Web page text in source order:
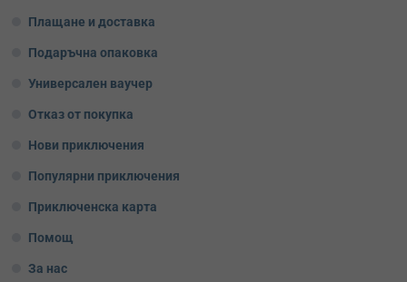
Плащане и доставка
Подаръчна опаковка
Универсален ваучер
Отказ от покупка
Нови приключения
Популярни приключения
Приключенска карта
Помощ
За нас